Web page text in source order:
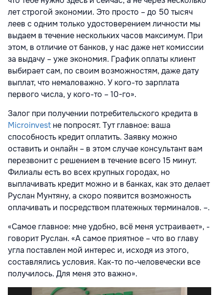
лет строгой экономии. Это просто – до 50 тысяч
леев с одним только удостоверением личности мы
выдаем в течение нескольких часов максимум. При
этом, в отличие от банков, у нас даже нет комиссии
за выдачу – уже экономия. График оплаты клиент
выбирает сам, по своим возможностям, даже дату
выплат, что немаловажно. У кого-то зарплата
первого числа, у кого-то – 10-го».
Залог при получении потребительского кредита в
Microinvest не попросят. Тут главное: ваша
способность кредит оплатить. Заявку можно
оставить и онлайн – в этом случае консультант вам
перезвонит с решением в течение всего 15 минут.
Филиалы есть во всех крупных городах, но
выплачивать кредит можно и в банках, как это делает
Руслан Мунтяну, а скоро появится возможность
оплачивать и посредством платежных терминалов. –.
«Самое главное: мне удобно, всё меня устраивает», -
говорит Руслан. «А самое приятное – что во главу
угла поставлен мой интерес и, исходя из этого,
составлялись условия. Как-то по-человечески все
получилось. Для меня это важно».